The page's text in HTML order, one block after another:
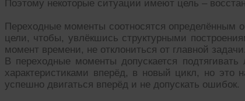
Поэтому некоторые ситуации имеют цель –
Переходные моменты соотносятся определённым
цели, чтобы, увлёкшись структурными
момент времени, не отклониться от главной задачи.
В переходные моменты допускается
характеристиками вперёд, в новый цикл, но это
успешно двигаться вперёд и не допускать ошибок.